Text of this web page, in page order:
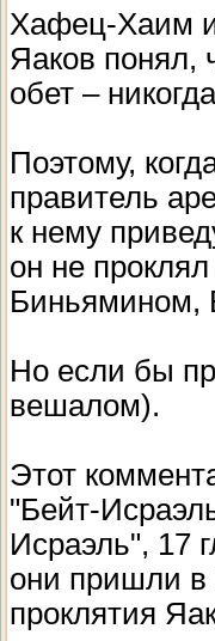
Хафец-Хаим
Яаков понял,
обет –
Поэтому,
правитель
к нему
он не
Биньямином,
Но если бы
вешалом).
Этот
"Бейт-
Исраэль", 17
они пришли в
проклятия